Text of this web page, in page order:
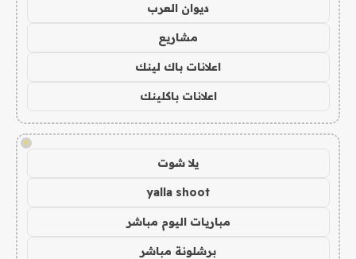
ديوان العرب
مشاريع
اعلانات باك لينك
اعلانات باكلينك
!
يلا شوت
yalla shoot
مباريات اليوم مباشر
برشلونة مباشر